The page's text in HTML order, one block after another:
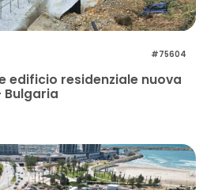
#75604
edificio residenziale nuova
Bulgaria